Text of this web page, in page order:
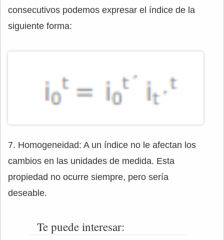
consecutivos podemos expresar el índice de la
siguiente forma:
7. Homogeneidad: A un índice no le afectan los
cambios en las unidades de medida. Esta
propiedad no ocurre siempre, pero sería
deseable.
Te puede interesar: